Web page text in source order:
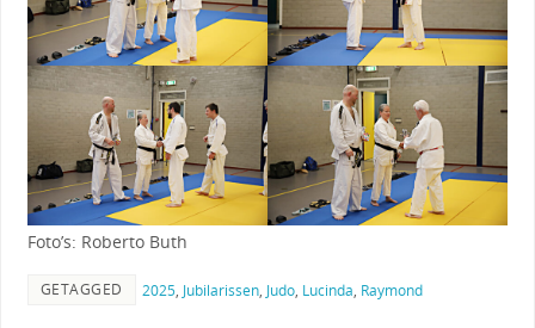
Foto’s: Roberto Buth
GETAGGED 2025, Jubilarissen, Judo, Lucinda, Raymond